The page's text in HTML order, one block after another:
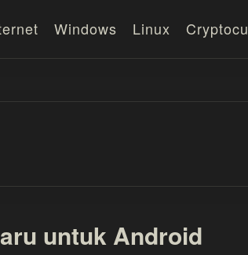
Windows Linux
untuk Android